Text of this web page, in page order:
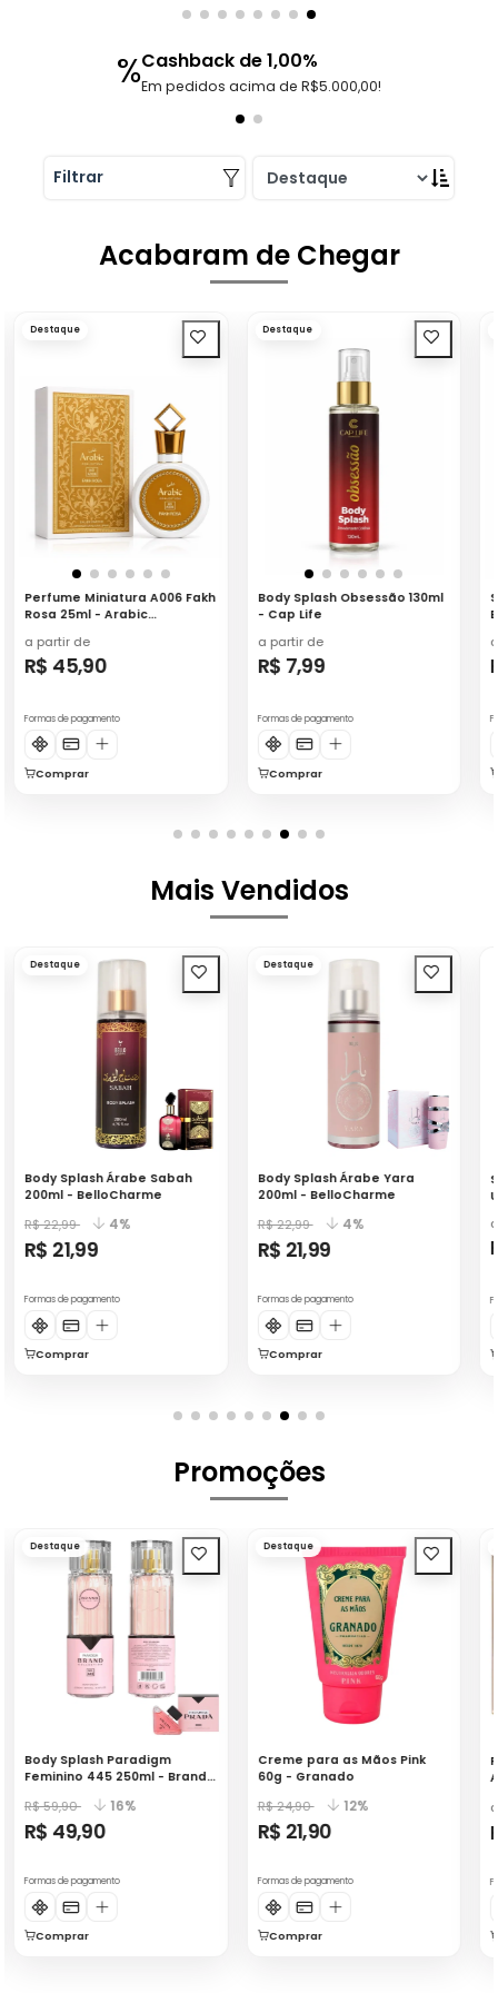
sbbdistribuidora@gm
NA PLATAFORMA
74
Perguntas
Instagram da loja Falar com a loja
%Cashback de 1,00%
Em pedidos acima de R$5.000,00!
Filtrar
Acabaram de Chegar
Destaque
Perfume Miniatura A006 Fakh
Rosa 25ml - Arabic
a partir de
R$ 45,90
Formas de pagamento
Comprar
Destaque
Body Splash Obsessão 130ml
- Cap Life
a partir de
R$ 7,99
Formas de pagamento
Comprar
Mais Vendidos
Destaque
Body Splash Árabe Sabah
200ml - BelloCharme
R$ 22,99 4%
R$ 21,99
Formas de pagamento
Comprar
Destaque
Body Splash Árabe Yara
200ml - BelloCharme
R$ 22,99 4%
R$ 21,99
Formas de pagamento
Comprar
Promoções
Destaque
Body Splash Paradigm
Feminino 445 250ml - Brand
R$ 59,90 16%
R$ 49,90
Formas de pagamento
Comprar
Destaque
Creme para as Mãos Pink
60g - Granado
R$ 24,90 12%
R$ 21,90
Formas de pagamento
Comprar